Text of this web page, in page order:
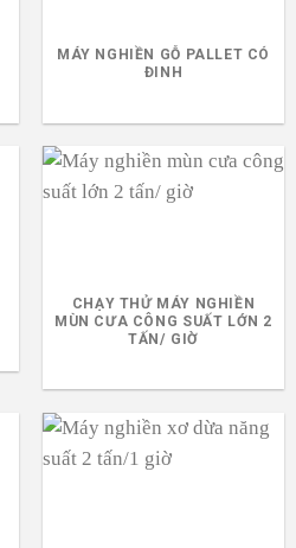
MÁY NGHIỀN GỖ PALLET CÓ
ĐINH
CHẠY THỬ MÁY NGHIỀN
MÙN CƯA CÔNG SUẤT LỚN 2
TẤN/ GIỜ